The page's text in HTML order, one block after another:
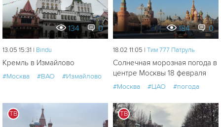
134 0
13.05 15:31 | Bindu
Кремль в Измайлово
#Москва #ВАО #Измайлово
184 0
18.02 11:05 | Tим 777 Патруль
Солнечная морозная погода в
центре Москвы 18 февраля
#Москва #ЦАО #погода
ТВ ТВ